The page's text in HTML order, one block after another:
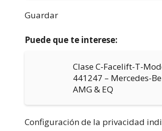
Guardar
Puede que te interese:
Clase C-Facelift-T-
441247 – Mercedes-
AMG & EQ
Configuración de la privacidad